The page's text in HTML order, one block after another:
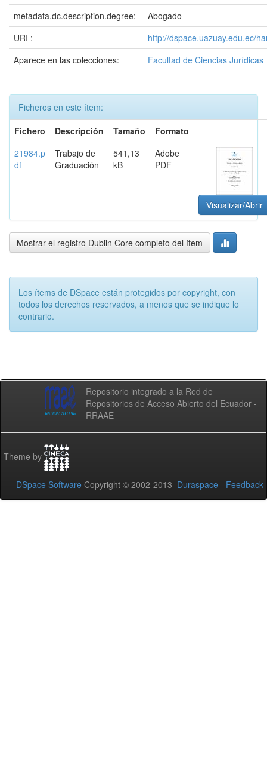
metadata.dc.description.degree:
Abogado
URI :
http://dspace.uazuay.edu.ec/
Aparece en las colecciones:
Facultad de Ciencias Jurídicas
Ficheros en este ítem:
Fichero
Descripción Tamaño
Formato
21984.p
df
Trabajo de
Graduación
541,13
kB
Adobe
PDF
Visualizar/Abrir
Mostrar el registro Dublin Core completo del ítem
Los ítems de DSpace están protegidos por copyright, con
todos los derechos reservados, a menos que se indique lo
contrario.
Repositorio integrado a la Red de
Repositorios de Acceso Abierto del Ecuador -
RRAAE
Theme by
DSpace Software Copyright © 2002-2013 Duraspace - Feedback